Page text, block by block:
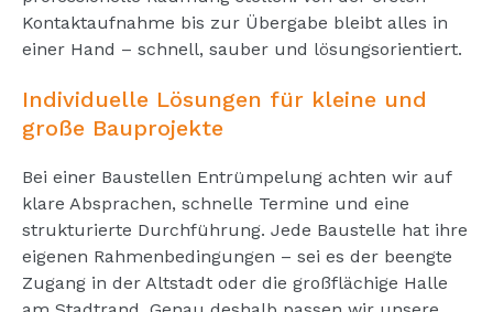
Kontaktaufnahme bis zur Übergabe bleibt alles in
einer Hand – schnell, sauber und lösungsorientiert.
Individuelle Lösungen für kleine und
große Bauprojekte
Bei einer Baustellen Entrümpelung achten wir auf
klare Absprachen, schnelle Termine und eine
strukturierte Durchführung. Jede Baustelle hat ihre
eigenen Rahmenbedingungen – sei es der beengte
Zugang in der Altstadt oder die großflächige Halle